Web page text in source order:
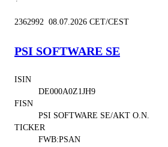
2362992 08.07.2026 CET/CEST
PSI SOFTWARE SE
ISIN
DE000A0Z1JH9
FISN
PSI SOFTWARE SE/AKT O.N.
TICKER
FWB:PSAN